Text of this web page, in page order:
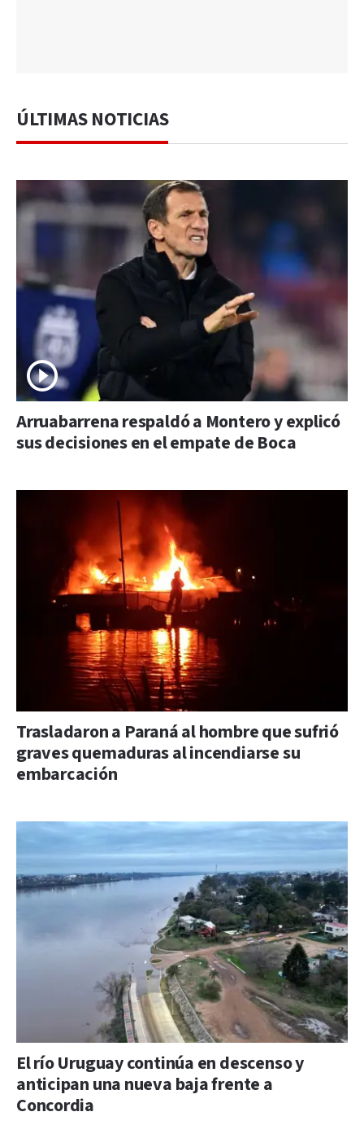
ÚLTIMAS NOTICIAS
Arruabarrena respaldó a Montero y explicó
sus decisiones en el empate de Boca
Trasladaron a Paraná al hombre que sufrió
graves quemaduras al incendiarse su
embarcación
El río Uruguay continúa en descenso y
anticipan una nueva baja frente a
Concordia